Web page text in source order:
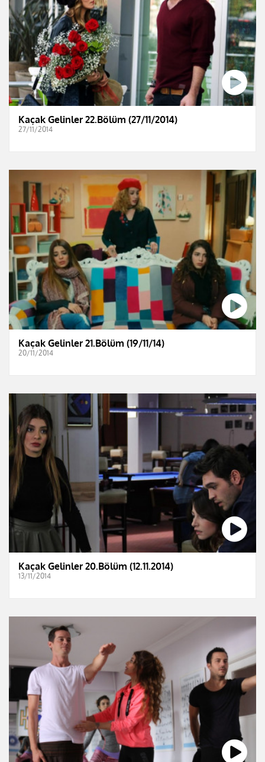
Kaçak Gelinler 22.Bölüm (27/11/2014)
27/11/2014
Kaçak Gelinler 21.Bölüm (19/11/14)
20/11/2014
Kaçak Gelinler 20.Bölüm (12.11.2014)
13/11/2014